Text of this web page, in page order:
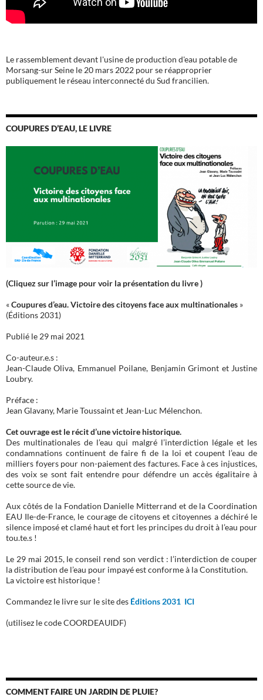
Le rassemblement devant l'usine de production d'eau potable de
Morsang-sur Seine le 20 mars 2022 pour se réapproprier
publiquement le réseau interconnecté du Sud francilien.
COUPURES D’EAU, LE LIVRE
(Cliquez sur l’image pour voir la présentation du livre )
«Coupures d’eau. Victoire des citoyens face aux multinationales »
(Éditions 2031)
Publié le 29 mai 2021
Co-auteur.e.s :
Jean-Claude Oliva, Emmanuel Poilane, Benjamin Grimont et Justine
Loubry.
Préface :
Jean Glavany, Marie Toussaint et Jean-Luc Mélenchon.
Cet ouvrage est le récit d’une victoire historique.
Des multinationales de l’eau qui malgré l’interdiction légale et les
condamnations continuent de faire fi de la loi et coupent l’eau de
milliers foyers pour non-paiement des factures. Face à ces injustices,
des voix se sont fait entendre pour défendre un accès égalitaire à
cette source de vie.
Aux côtés de la Fondation Danielle Mitterrand et de la Coordination
EAU Ile-de-France, le courage de citoyens et citoyennes a déchiré le
silence imposé et clamé haut et fort les principes du droit à l’eau pour
tou.te.s !
Le 29 mai 2015, le conseil rend son verdict : l’interdiction de couper
la distribution de l’eau pour impayé est conforme à la Constitution.
La victoire est historique !
Commandez le livre sur le site des Éditions 2031 ICI
(utilisez le code COORDEAUIDF)
COMMENT FAIRE UN JARDIN DE PLUIE?